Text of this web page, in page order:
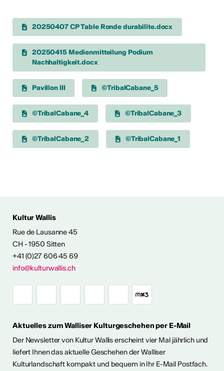
& KONTAKT
20250407 CP Table Ronde durabilite.docx
20250415 Medienmitteilung Podium
Nachhaltigkeit.docx
Pavillon III ©TribalCabane_5
©TribalCabane_4 ©TribalCabane_3
©TribalCabane_2 ©TribalCabane_1
Kultur Wallis
Rue de Lausanne 45
CH - 1950 Sitten
+41 (0)27 606 45 69
info@kulturwallis.ch
Aktuelles zum Walliser Kulturgeschehen per E-Mail
Der Newsletter von Kultur Wallis erscheint vier Mal jährlich und
liefert Ihnen das aktuelle Geschehen der Walliser
Kulturlandschaft kompakt und bequem in Ihr E-Mail Postfach.